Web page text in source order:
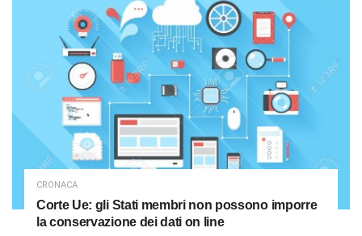
CRONACA
Corte Ue: gli Stati membri non possono imporre
la conservazione dei dati on line